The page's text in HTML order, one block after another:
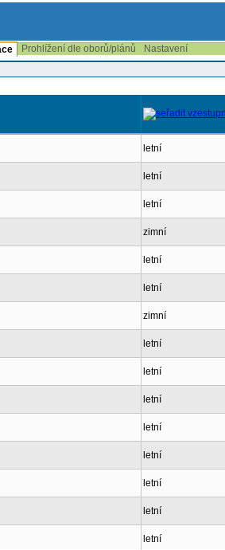
Prohlížení dle oborů/plánů
Nastavení
letní
letní
letní
zimní
letní
letní
zimní
letní
letní
letní
letní
letní
letní
letní
letní